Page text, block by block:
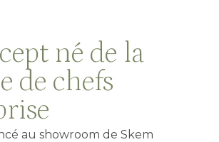
né de la
de chefs
au showroom de Skem